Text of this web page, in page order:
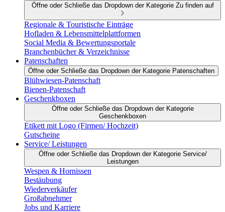
Öffne oder Schließe das Dropdown der Kategorie Zu finden auf
Regionale & Touristische Einträge
Hofladen & Lebensmittelplattformen
Social Media & Bewertungsportale
Branchenbücher & Verzeichnisse
Patenschaften
Öffne oder Schließe das Dropdown der Kategorie Patenschaften
Blühwiesen-Patenschaft
Bienen-Patenschaft
Geschenkboxen
Öffne oder Schließe das Dropdown der Kategorie
Geschenkboxen
Etikett mit Logo (Firmen/ Hochzeit)
Gutscheine
Service/ Leistungen
Öffne oder Schließe das Dropdown der Kategorie Service/
Leistungen
Wespen & Hornissen
Bestäubung
Wiederverkäufer
Großabnehmer
Jobs und Karriere